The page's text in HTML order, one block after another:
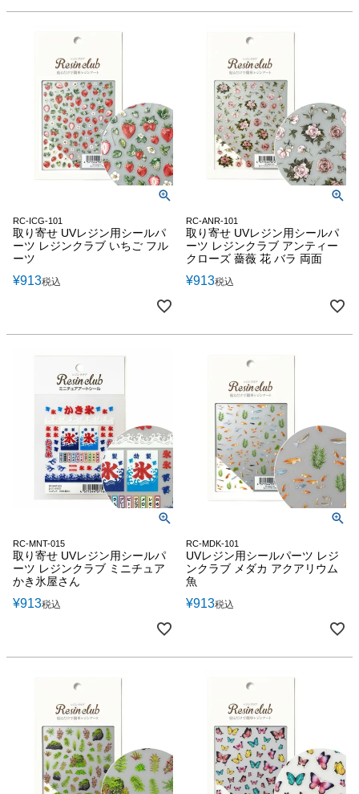
RC-ICG-101
取り寄せ UVレジン用シールパ
ーツ レジンクラブ いちご フル
ーツ
¥913税込
RC-ANR-101
取り寄せ UVレジン用シールパ
ーツ レジンクラブ アンティー
クローズ 薔薇 花 バラ 両面
¥913税込
RC-MNT-015
取り寄せ UVレジン用シールパ
ーツ レジンクラブ ミニチュア
かき氷屋さん
¥913税込
RC-MDK-101
UVレジン用シールパーツ レジ
ンクラブ メダカ アクアリウム
魚
¥913税込